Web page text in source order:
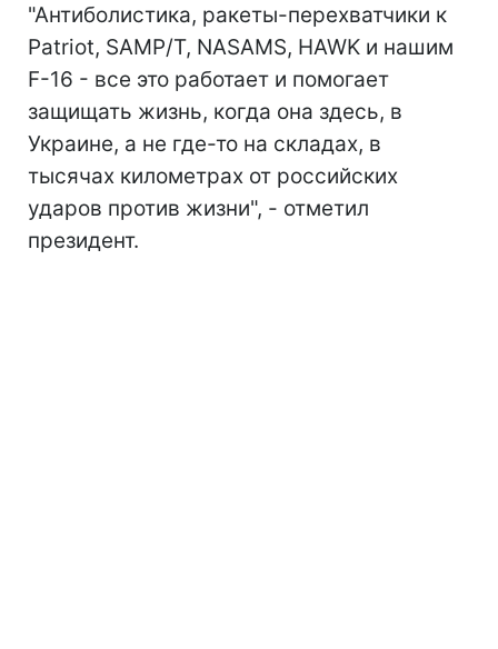
"Антиболистика, ракеты-перехватчики к
Patriot, SAMP/T, NASAMS, HAWK и нашим
F-16 - все это работает и помогает
защищать жизнь, когда она здесь, в
Украине, а не где-то на складах, в
тысячах километрах от российских
ударов против жизни", - отметил
президент.